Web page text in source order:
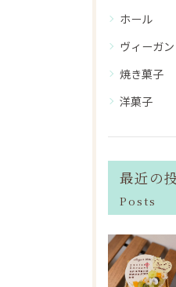
ホール
ヴィーガン
焼き菓子
洋菓子
最近の
Posts